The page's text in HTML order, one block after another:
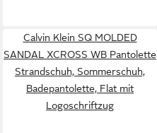
Calvin Klein SQ MOLDED
SANDAL XCROSS WB Pantolette
Strandschuh, Sommerschuh,
Badepantolette, Flat mit
Logoschriftzug